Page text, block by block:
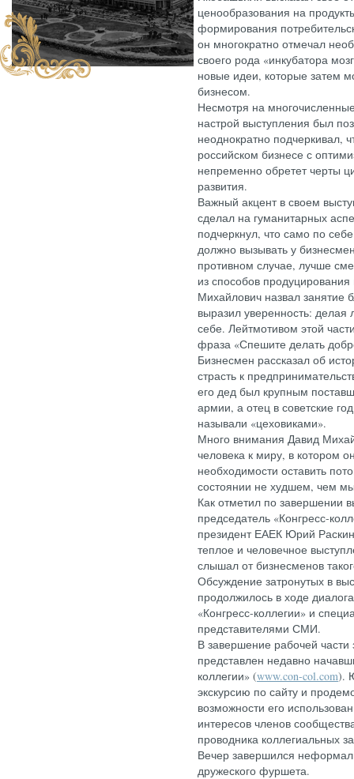
ценообразования на
формирования
он многократно отмечал
своего рода «инкубатора
новые идеи, которые затем
бизнесом.
Несмотря на
настрой выступления был
неоднократно подчеркивал,
российском бизнесе с
непременно обретет черты
развития.
Важный акцент в своем
сделал на гуманитарных
подчеркнул, что само по
должно вызывать у
противном случае, лучше
из способов
Михайлович назвал занятие
выразил уверенность:
себе. Лейтмотивом этой
фраза «Спешите делать
Бизнесмен рассказал об
страсть к
его дед был крупным
армии, а отец в советские
называли «цеховиками».
Много внимания Давид
человека к миру, в котором
необходимости оставить
состоянии не худшем, чем
Как отметил по завершении
председатель «Конгресс-
президент ЕАЕК Юрий
теплое и человечное
слышал от бизнесменов
Обсуждение затронутых в
продолжилось в ходе
«Конгресс-коллегии» и
представителями СМИ.
В завершение рабочей
представлен недавно
коллегии» (www.con-col.com).
экскурсию по сайту и
возможности его
интересов членов
проводника коллегиальных
Вечер завершился
дружеского фуршета.